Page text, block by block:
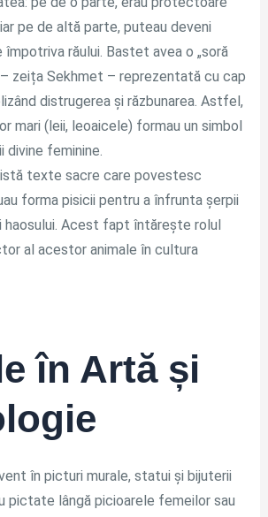
pe de altă parte, puteau deveni
răului. Bastet avea o „soră
zeița Sekhmet – reprezentată cu cap
distrugerea și răzbunarea. Astfel,
mari (leii, leoaicele) formau un simbol
feminine.
texte sacre care povestesc
forma pisicii pentru a înfrunta șerpii
haosului. Acest fapt întărește rolul
al acestor animale în cultura
în Artă și
în picturi murale, statui și bijuterii
pictate lângă picioarele femeilor sau